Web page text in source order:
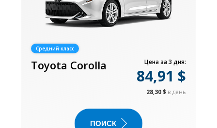
Средний класс
Toyota Corolla Цена за 3 дня:
84,91 $
28,30 $ в день
ПОИСК